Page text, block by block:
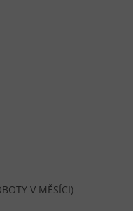
V MĚSÍCI)